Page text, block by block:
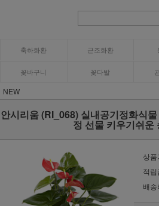
축하화환 근조화환
꽃바구니 꽃다발
NEW
안시리움 (RI_068) 실내공기정화식
정 선물 키우기쉬운
상
적립
배송